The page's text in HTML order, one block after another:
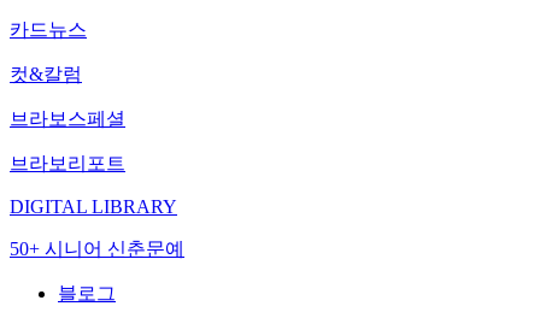
카드뉴스
컷&칼럼
브라보스페셜
브라보리포트
DIGITAL LIBRARY
50+ 시니어 신춘문예
블로그